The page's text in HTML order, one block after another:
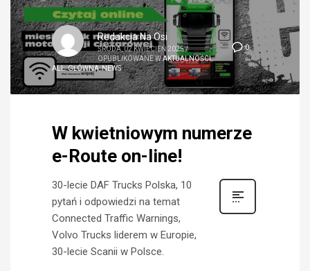
0
Redakcja Na Osi
ŚRODA, 02 KWIECIEŃ 2025/
OPUBLIKOWANE WAKTUALNOŚCI,
ALL,GŁÓWNA,NEWS
W kwietniowym numerze
e-Route on-line!
30-lecie DAF Trucks Polska, 10
pytań i odpowiedzi na temat
Connected Traffic Warnings,
Volvo Trucks liderem w Europie,
30-lecie Scanii w Polsce.